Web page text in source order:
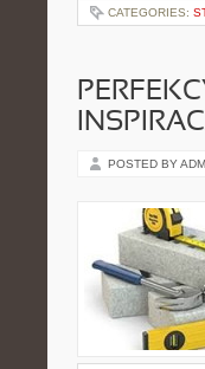
CATEGORIES:
POSTED BY